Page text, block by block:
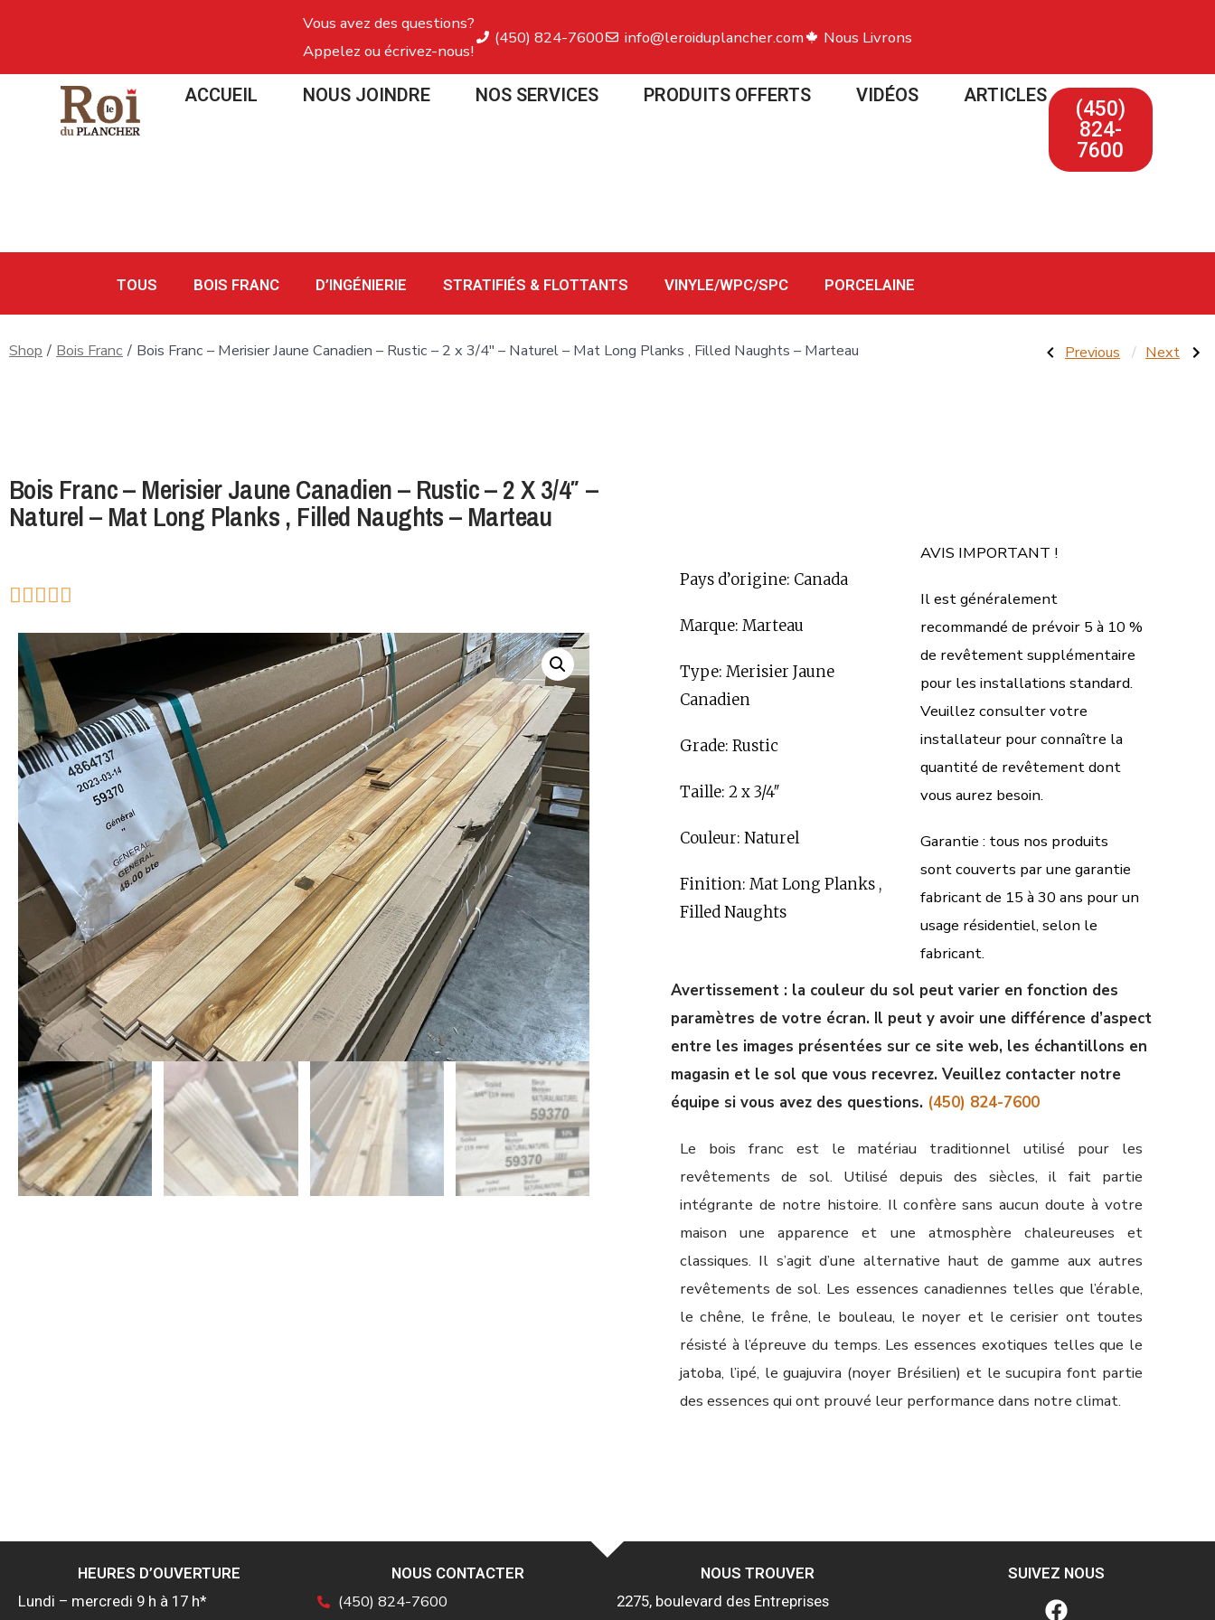
Vous avez des questions?
Appelez ou écrivez-nous!
(450) 824-7600 info@leroiduplancher.com Nous Livrons
ACCUEIL NOUS JOINDRE NOS SERVICES PRODUITS OFFERTS VIDÉOS ARTICLES
(450)
824-
7600
TOUS BOIS FRANC D’INGÉNIERIE STRATIFIÉS & FLOTTANTS VINYLE/WPC/SPC PORCELAINE
Shop / Bois Franc / Bois Franc – Merisier Jaune Canadien – Rustic – 2 x 3/4″ – Naturel – Mat Long Planks , Filled Naughts – Marteau Previous Next
Bois Franc – Merisier Jaune Canadien – Rustic – 2 X 3/4″ –
Naturel – Mat Long Planks , Filled Naughts – Marteau
    
Pays d’origine: Canada
Marque: Marteau
Type: Merisier Jaune
Canadien
Grade: Rustic
Taille: 2 x 3/4″
Couleur: Naturel
Finition: Mat Long Planks ,
Filled Naughts
AVIS IMPORTANT !
Il est généralement
recommandé de prévoir 5 à 10 %
de revêtement supplémentaire
pour les installations standard.
Veuillez consulter votre
installateur pour connaître la
quantité de revêtement dont
vous aurez besoin.
Garantie : tous nos produits
sont couverts par une garantie
fabricant de 15 à 30 ans pour un
usage résidentiel, selon le
fabricant.
Avertissement : la couleur du sol peut varier en fonction des
paramètres de votre écran. Il peut y avoir une différence d’aspect
entre les images présentées sur ce site web, les échantillons en
magasin et le sol que vous recevrez. Veuillez contacter notre
équipe si vous avez des questions. (450) 824-7600
Le bois franc est le matériau traditionnel utilisé pour les
revêtements de sol. Utilisé depuis des siècles, il fait partie
intégrante de notre histoire. Il confère sans aucun doute à votre
maison une apparence et une atmosphère chaleureuses et
classiques. Il s’agit d’une alternative haut de gamme aux autres
revêtements de sol. Les essences canadiennes telles que l’érable,
le chêne, le frêne, le bouleau, le noyer et le cerisier ont toutes
résisté à l’épreuve du temps. Les essences exotiques telles que le
jatoba, l’ipé, le guajuvira (noyer Brésilien) et le sucupira font partie
des essences qui ont prouvé leur performance dans notre climat.
HEURES D’OUVERTURE
Lundi – mercredi 9 h à 17 h*
NOUS CONTACTER
(450) 824-7600
NOUS TROUVER
2275, boulevard des Entreprises
SUIVEZ NOUS